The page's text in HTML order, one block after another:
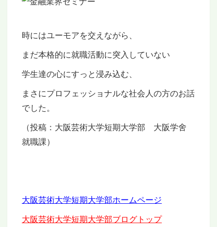
時にはユーモアを交えながら、
まだ本格的に就職活動に突入していない
学生達の心にすっと浸み込む、
まさにプロフェッショナルな社会人の方のお話
でした。
（投稿：大阪芸術大学短期大学部 大阪学舍
就職課）
大阪芸術大学短期大学部ホームページ
大阪芸術大学短期大学部ブログトップ